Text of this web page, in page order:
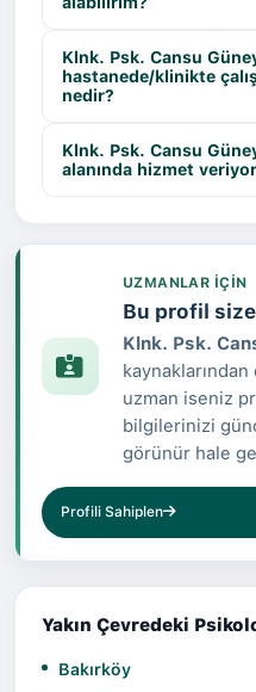
Klnk. Psk. Cansu
hastanede/klinikte
nedir?
Klnk. Psk. Cansu
alanında hizmet
UZMANLAR IÇIN
Bu profil
Klnk. Psk.
uzman iseniz
bilgilerinizi
görünür hale
Profili Sahiplen
Yakın Çevredeki
Bakırköy